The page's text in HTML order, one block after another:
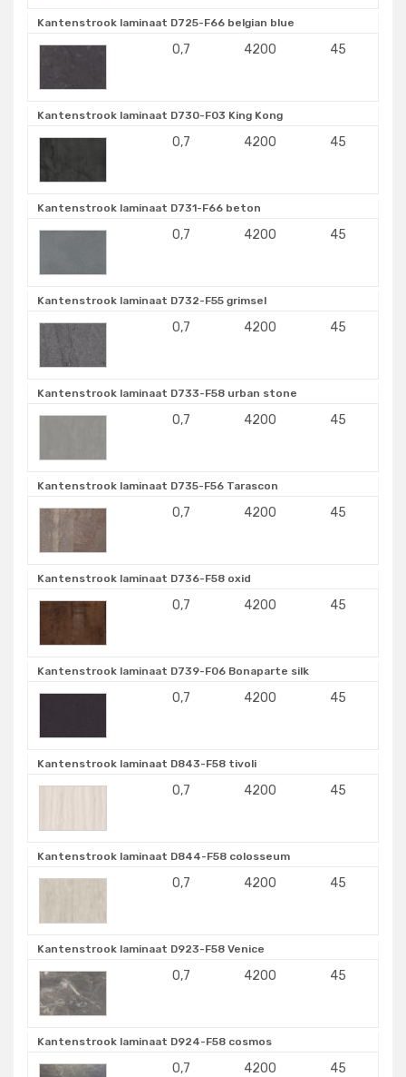
Kantenstrook laminaat D725-F66 belgian blue
0,7 4200 45
Kantenstrook laminaat D730-F03 King Kong
0,7 4200 45
Kantenstrook laminaat D731-F66 beton
0,7 4200 45
Kantenstrook laminaat D732-F55 grimsel
0,7 4200 45
Kantenstrook laminaat D733-F58 urban stone
0,7 4200 45
Kantenstrook laminaat D735-F56 Tarascon
0,7 4200 45
Kantenstrook laminaat D736-F58 oxid
0,7 4200 45
Kantenstrook laminaat D739-F06 Bonaparte silk
0,7 4200 45
Kantenstrook laminaat D843-F58 tivoli
0,7 4200 45
Kantenstrook laminaat D844-F58 colosseum
0,7 4200 45
Kantenstrook laminaat D923-F58 Venice
0,7 4200 45
Kantenstrook laminaat D924-F58 cosmos
0,7 4200 45